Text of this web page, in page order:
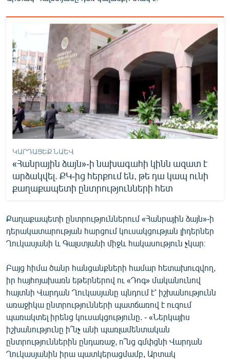
ԿԱՐԴԱՑԵՔ ՆԱԵՎ
«Հանրային ձայն»-ի նախագահի կինն ազատ է
արձակվել. ՔԿ-ից հերքում են, թե դա կապ ունի
քաղաքապետի ընտրությունների հետ
Քաղաքապետի ընտրություններում «Հանրային ձայն»-ի
դերակատարության հարցում կուսակցության լիդերներ
Ղուկասյանի և Գալստյանի միջև հակասություն չկար։
Բայց հիմա ծանր հանցանքների համար հետախուզվող,
իր հայհոյախառն եթերներով ու «Դոգ» մականունով
հայտնի Վարդան Ղուկասյանը պնդում է՝ իշխանությունն
առաջիկա ընտրությունների պատճառով է ուզում
պառակտել իրենց կուսակցությունը. - «Ներկայիս
իշխանությունը ի՞նչ անի պառլամենտական
ընտրություններին ընդառաջ, ո՞նց գմփցնի Վարդան
Ղուկասյանին իրա պատկերացմամբ, Արտակ